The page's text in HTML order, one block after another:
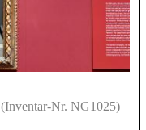
(Inventar-Nr. NG1025)